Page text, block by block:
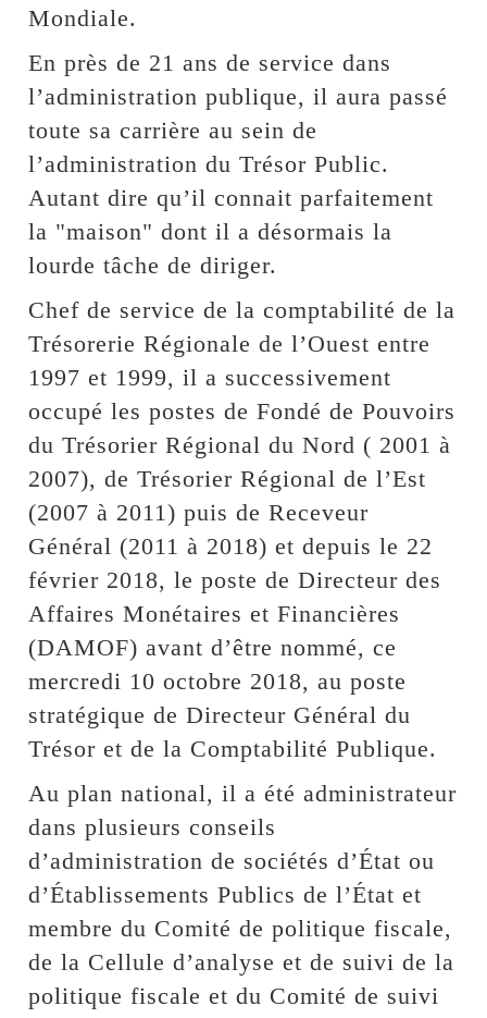
Mondiale.
En près de 21 ans de service dans
l’administration publique, il aura passé
toute sa carrière au sein de
l’administration du Trésor Public.
Autant dire qu’il connait parfaitement
la "maison" dont il a désormais la
lourde tâche de diriger.
Chef de service de la comptabilité de la
Trésorerie Régionale de l’Ouest entre
1997 et 1999, il a successivement
occupé les postes de Fondé de Pouvoirs
du Trésorier Régional du Nord ( 2001 à
2007), de Trésorier Régional de l’Est
(2007 à 2011) puis de Receveur
Général (2011 à 2018) et depuis le 22
février 2018, le poste de Directeur des
Affaires Monétaires et Financières
(DAMOF) avant d’être nommé, ce
mercredi 10 octobre 2018, au poste
stratégique de Directeur Général du
Trésor et de la Comptabilité Publique.
Au plan national, il a été administrateur
dans plusieurs conseils
d’administration de sociétés d’État ou
d’Établissements Publics de l’État et
membre du Comité de politique fiscale,
de la Cellule d’analyse et de suivi de la
politique fiscale et du Comité de suivi